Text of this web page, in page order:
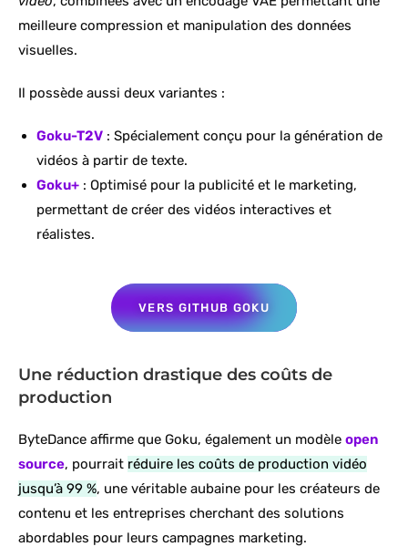
meilleure compression et manipulation des données
visuelles.
Il possède aussi deux variantes :
Goku-T2V : Spécialement conçu pour la génération de
vidéos à partir de texte.
Goku+ : Optimisé pour la publicité et le marketing,
permettant de créer des vidéos interactives et
réalistes.
VERS GITHUB GOKU
Une réduction drastique des coûts de
production
ByteDance affirme que Goku, également un modèle open
source, pourrait réduire les coûts de production vidéo
jusqu’à 99 %, une véritable aubaine pour les créateurs de
contenu et les entreprises cherchant des solutions
abordables pour leurs campagnes marketing.